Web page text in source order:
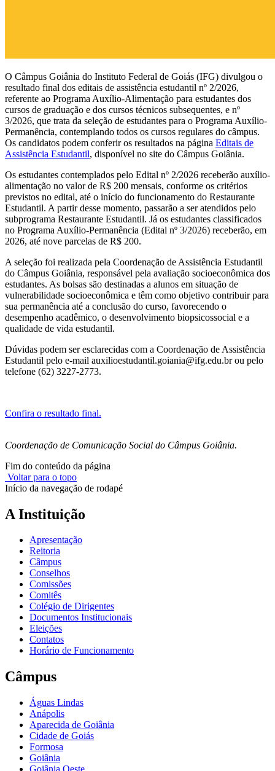
O Câmpus Goiânia do Instituto Federal de Goiás (IFG) divulgou o
resultado final dos editais de assistência estudantil nº 2/2026,
referente ao Programa Auxílio-Alimentação para estudantes dos
cursos de graduação e dos cursos técnicos subsequentes, e nº
3/2026, que trata da seleção de estudantes para o Programa Auxílio-
Permanência, contemplando todos os cursos regulares do câmpus.
Os candidatos podem conferir os resultados na página Editais de
Assistência Estudantil, disponível no site do Câmpus Goiânia.
Os estudantes contemplados pelo Edital nº 2/2026 receberão auxílio-
alimentação no valor de R$ 200 mensais, conforme os critérios
previstos no edital, até o início do funcionamento do Restaurante
Estudantil. A partir desse momento, passarão a ser atendidos pelo
subprograma Restaurante Estudantil. Já os estudantes classificados
no Programa Auxílio-Permanência (Edital nº 3/2026) receberão, em
2026, até nove parcelas de R$ 200.
A seleção foi realizada pela Coordenação de Assistência Estudantil
do Câmpus Goiânia, responsável pela avaliação socioeconômica dos
estudantes. As bolsas são destinadas a alunos em situação de
vulnerabilidade socioeconômica e têm como objetivo contribuir para
sua permanência até a conclusão do curso, favorecendo o
desempenho acadêmico, o desenvolvimento biopsicossocial e a
qualidade de vida estudantil.
Dúvidas podem ser esclarecidas com a Coordenação de Assistência
Estudantil pelo e-mail auxilioestudantil.goiania@ifg.edu.br ou pelo
telefone (62) 3227-2773.
Confira o resultado final.
Coordenação de Comunicação Social do Câmpus Goiânia.
Fim do conteúdo da página
Voltar para o topo
Início da navegação de rodapé
A Instituição
Apresentação
Reitoria
Câmpus
Conselhos
Comissões
Comitês
Colégio de Dirigentes
Documentos Institucionais
Eleições
Contatos
Horário de Funcionamento
Câmpus
Águas Lindas
Anápolis
Aparecida de Goiânia
Cidade de Goiás
Formosa
Goiânia